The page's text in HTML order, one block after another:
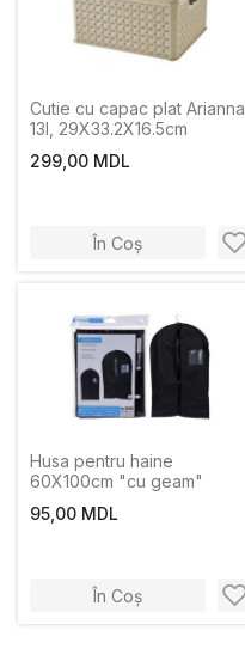
Cutie cu capac plat Arianna
13l, 29Х33.2Х16.5cm
299,00 MDL
În Coș
Husa pentru haine
60X100cm "cu geam"
95,00 MDL
În Coș